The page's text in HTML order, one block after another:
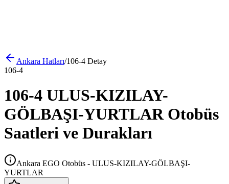
Ankara Hatları/106-4 Detay
106-4
106-4 ULUS-KIZILAY-
GÖLBAŞI-YURTLAR Otobüs
Saatleri ve Durakları
Ankara EGO Otobüs - ULUS-KIZILAY-GÖLBAŞI-
YURTLAR